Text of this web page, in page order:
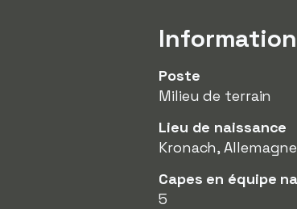
Poste
Milieu de terrain
Lieu de naissance
Kronach, Allemagne
Capes en équipe
5